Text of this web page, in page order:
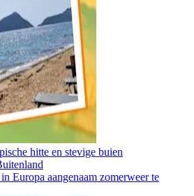
hitte en stevige buien
Europa aangenaam zomerweer te